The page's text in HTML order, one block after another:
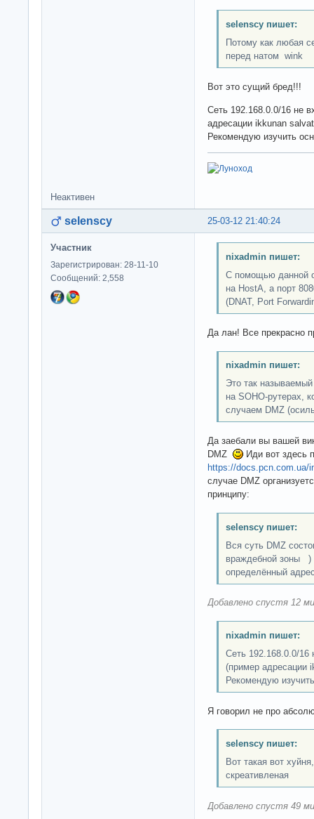
selenscy пишет:
Потому как любая
перед натом wink
Вот это сущий бред!!!
Сеть 192.168.0.0/16 не
адресации ikkunan
Рекомендую изучить
Неактивен
25-03-12 21:40:24
selenscy
Участник
Зарегистрирован: 28-11-10
Сообщений: 2,558
nixadmin пишет:
С помощью данной
на HostA, а порт
(DNAT, Port
Да лан! Все прекрасно
nixadmin пишет:
Это так
на SOHO-рутерах,
случаем DMZ
Да заебали вы вашей
DMZ
Иди вот здесь
https://docs.pcn.com.ua/
случае DMZ
принципу:
selenscy пишет:
Вся суть DMZ
враждебной зоны )
определённый
Добавлено спустя 12
nixadmin пишет:
Сеть 192.168.0.0/16
(пример адресации
Рекомендую
Я говорил не про
selenscy пишет:
Вот такая вот
скреативленая
Добавлено спустя 49